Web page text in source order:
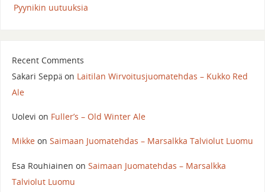
Pyynikin uutuuksia
Recent Comments
Sakari Seppäon Laitilan Wirvoitusjuomatehdas – Kukko Red
Ale
Uolevi on Fuller’s – Old Winter Ale
Mikkeon Saimaan Juomatehdas – Marsalkka Talviolut Luomu
Esa Rouhiainen on Saimaan Juomatehdas – Marsalkka
Talviolut Luomu